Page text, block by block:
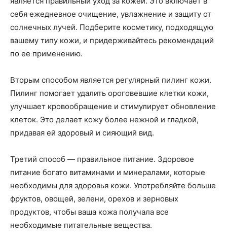
себя ежедневное очищение, увлажнение и защиту от
солнечных лучей. Подберите косметику, подходящую
вашему типу кожи, и придерживайтесь рекомендаций
по ее применению.
Вторым способом является регулярный пилинг кожи.
Пилинг помогает удалить ороговевшие клетки кожи,
улучшает кровообращение и стимулирует обновление
клеток. Это делает кожу более нежной и гладкой,
придавая ей здоровый и сияющий вид.
Третий способ — правильное питание. Здоровое
питание богато витаминами и минералами, которые
необходимы для здоровья кожи. Употребляйте больше
фруктов, овощей, зелени, орехов и зерновых
продуктов, чтобы ваша кожа получала все
необходимые питательные вещества.